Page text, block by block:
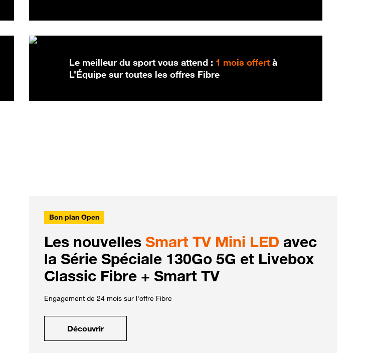
Le meilleur du sport vous attend : 1 mois offert à
L’Équipe sur toutes les offres Fibre
Bon plan Open
Les nouvelles Smart TV Mini LED avec
la Série Spéciale 130Go 5G et Livebox
Classic Fibre + Smart TV
Engagement de 24 mois sur l'offre Fibre
Découvrir